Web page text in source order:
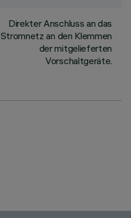
Direkter Anschluss an das
Stromnetz an den Klemmen
der mitgelieferten
Vorschaltgeräte.